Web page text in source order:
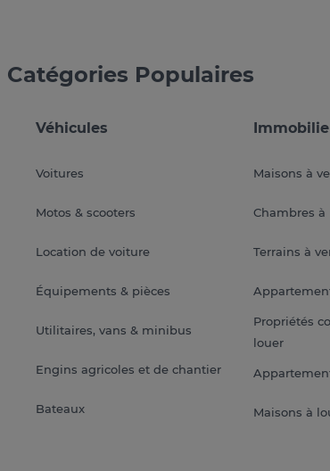
Catégories Populaires
Véhicules
Voitures
Motos & scooters
Location de voiture
Équipements & pièces
Utilitaires, vans & minibus
Engins agricoles et de chantier
Bateaux
Maisons à
Chambres à
Terrains à
Propriétés
louer
Maisons à